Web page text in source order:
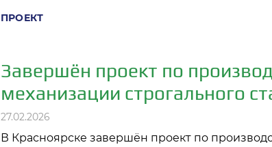
ПРОЕКТ
Завершён проект по
механизации строгального
27.02.2026
В Красноярске завершён проект по